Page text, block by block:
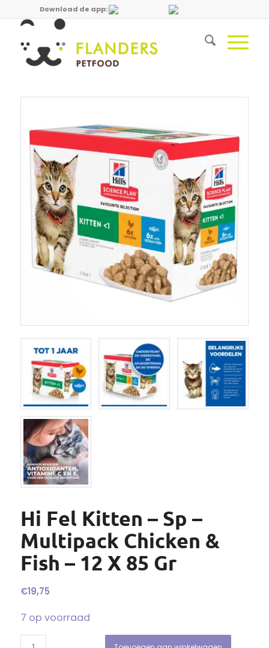
Download de app:
Hi Fel Kitten – Sp –
Multipack Chicken &
Fish – 12 X 85 Gr
€19,75
7 op voorraad